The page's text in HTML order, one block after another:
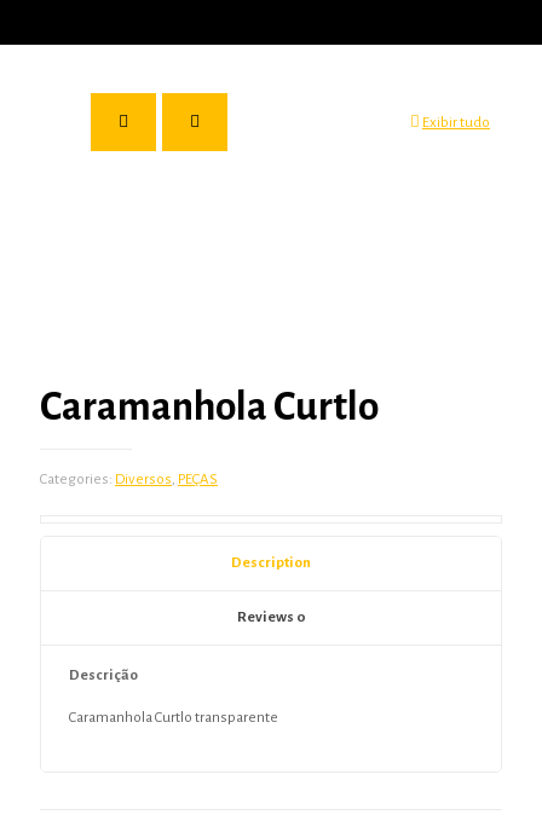
Exibir tudo
Caramanhola Curtlo
Categories: Diversos, PEÇAS
Description
Reviews 0
Descrição
Caramanhola Curtlo transparente